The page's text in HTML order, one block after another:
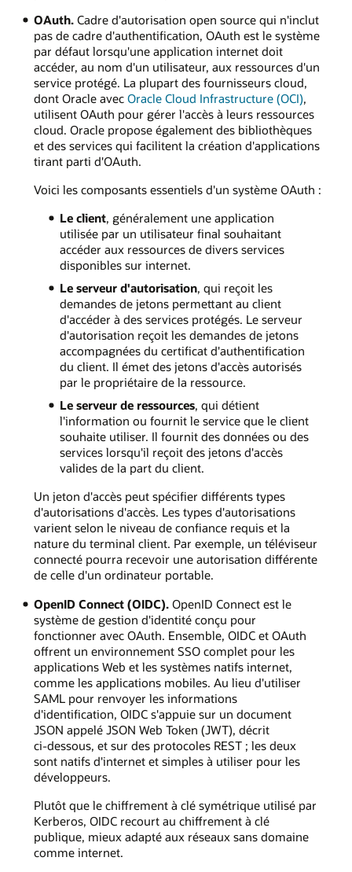
OAuth.Cadre d'autorisation open source qui n'inclut
pas de cadre d'authentification, OAuth est le système
par défaut lorsqu'une application internet doit
accéder, au nom d'un utilisateur, aux ressources d'un
service protégé. La plupart des fournisseurs cloud,
dont Oracle avec Oracle Cloud Infrastructure (OCI),
utilisent OAuth pour gérer l'accès à leurs ressources
cloud. Oracle propose également des bibliothèques
et des services qui facilitent la création d'applications
tirant parti d'OAuth.
Voici les composants essentiels d'un système OAuth :
Le client, généralement une application
utilisée par un utilisateur final souhaitant
accéder aux ressources de divers services
disponibles sur internet.
Le serveur d'autorisation, qui reçoit les
demandes de jetons permettant au client
d'accéder à des services protégés. Le serveur
d'autorisation reçoit les demandes de jetons
accompagnées du certificat d'authentification
du client. Il émet des jetons d'accès autorisés
par le propriétaire de la ressource.
Le serveur de ressources, qui détient
l'information ou fournit le service que le client
souhaite utiliser. Il fournit des données ou des
services lorsqu'il reçoit des jetons d'accès
valides de la part du client.
Un jeton d'accès peut spécifier différents types
d'autorisations d'accès. Les types d'autorisations
varient selon le niveau de confiance requis et la
nature du terminal client. Par exemple, un téléviseur
connecté pourra recevoir une autorisation différente
de celle d'un ordinateur portable.
OpenID Connect (OIDC).OpenID Connect est le
système de gestion d'identité conçu pour
fonctionner avec OAuth. Ensemble, OIDC et OAuth
offrent un environnement SSO complet pour les
applications Web et les systèmes natifs internet,
comme les applications mobiles. Au lieu d'utiliser
SAML pour renvoyer les informations
d'identification, OIDC s'appuie sur un document
JSON appelé JSON Web Token (JWT), décrit
ci‑dessous, et sur des protocoles REST ; les deux
sont natifs d'internet et simples à utiliser pour les
développeurs.
Plutôt que le chiffrement à clé symétrique utilisé par
Kerberos, OIDC recourt au chiffrement à clé
publique, mieux adapté aux réseaux sans domaine
comme internet.